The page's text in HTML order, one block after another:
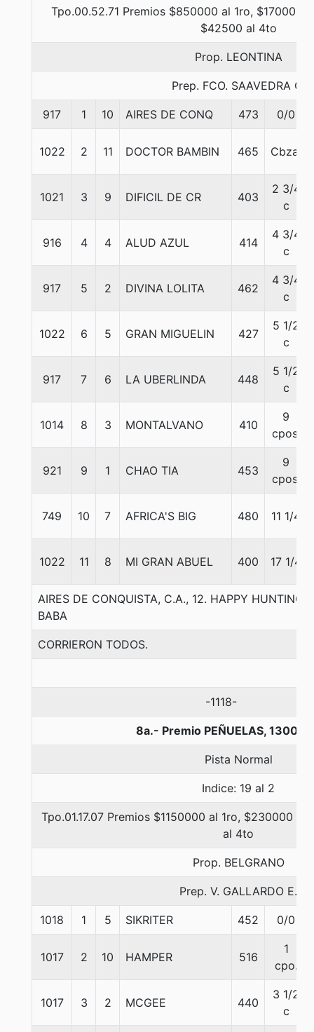
Tpo.00.52.71 Premios $850000 al 1ro, $170000
$42500 al 4to
Prop. LEONTINA
Prep. FCO. SAAVEDRA C.
917 1 10 AIRES DE CONQ 473 0/0
1022 2 11 DOCTOR BAMBIN 465 Cbza.
1021 3 9 DIFICIL DE CR 403
2 3/4
c
916 4 4 ALUD AZUL 414
4 3/4
c
917 5 2 DIVINA LOLITA 462
4 3/4
c
1022 6 5 GRAN MIGUELIN 427
5 1/2
c
917 7 6 LA UBERLINDA 448
5 1/2
c
1014 8 3 MONTALVANO 410
9
cpos.
921 9 1 CHAO TIA 453
9
cpos.
749 10 7 AFRICA'S BIG 480 11 1/4
1022 11 8 MI GRAN ABUEL 400 17 1/4
AIRES DE CONQUISTA, C.A., 12. HAPPY HUNTING-
BABA
CORRIERON TODOS.
-1118-
8a.- Premio PEÑUELAS, 1300
Pista Normal
Indice: 19 al 2
Tpo.01.17.07 Premios $1150000 al 1ro, $230000
al 4to
Prop. BELGRANO
Prep. V. GALLARDO E.
1018 1 5 SIKRITER 452 0/0
1017 2 10 HAMPER 516
1
cpo.
1017 3 2 MCGEE 440
3 1/2
c